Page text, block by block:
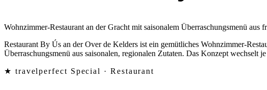
Wohnzimmer-Restaurant an der Gracht mit saisonalem Überraschungsmenü aus
Restaurant By Ús an der Over de Kelders ist ein gemütliches Wohnzimmer-
Überraschungsmenü aus saisonalen, regionalen Zutaten. Das Konzept
★ travelperfect Special · Restaurant